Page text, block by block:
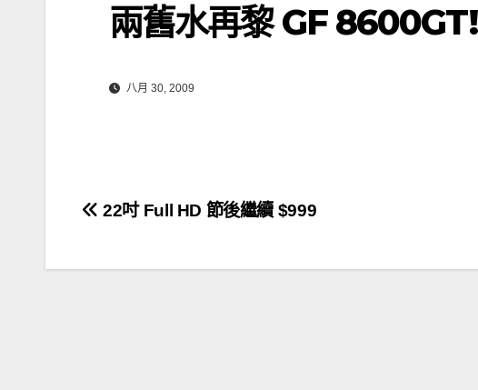
兩舊水再黎 GF 8600GT!
八月 30, 2009
文22吋 Full HD 節後繼續 $999